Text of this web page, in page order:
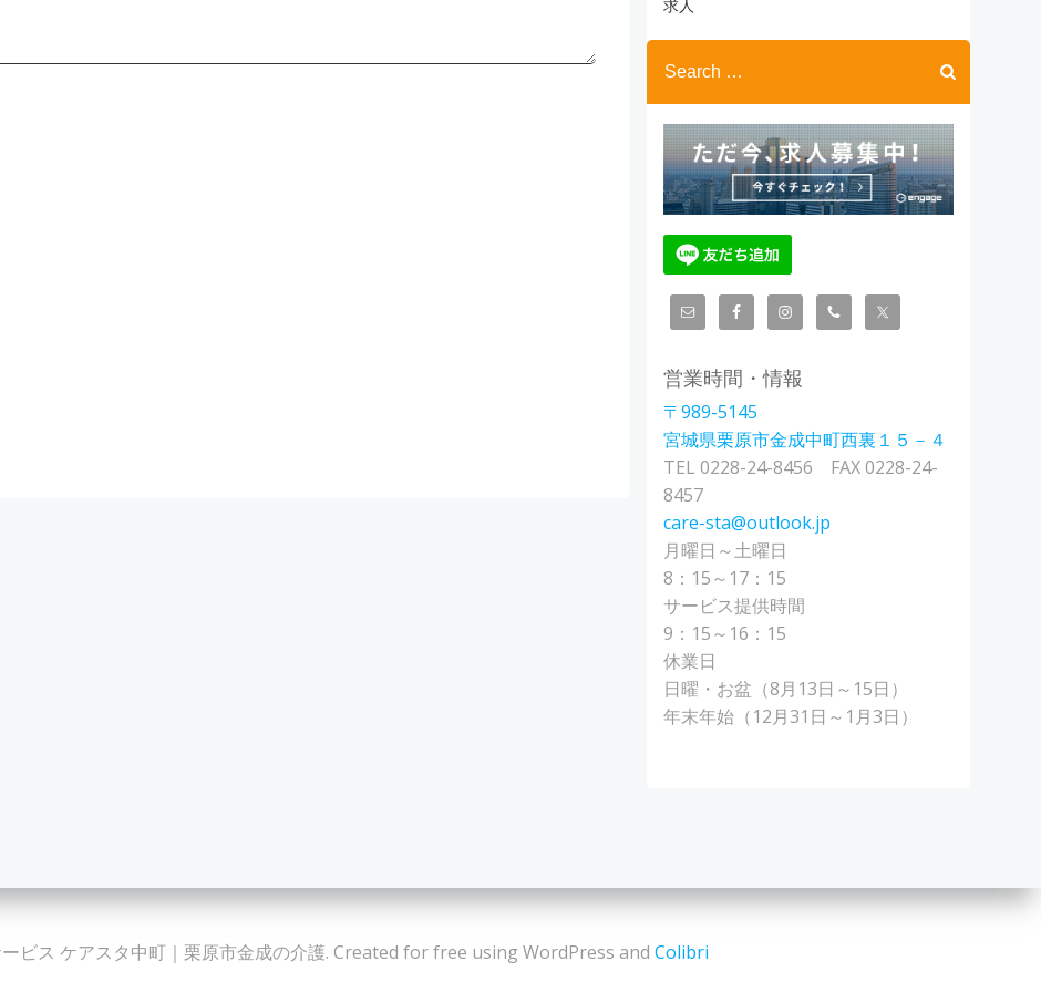
ブ
求人
Search
for:
営業時間・情報
〒989-5145
宮城県栗原市金成中町西裏１５－４
TEL 0228-24-8456 FAX 0228-24-
8457
care-sta@outlook.jp
月曜日～土曜日
8：15～17：15
サービス提供時間
9：15～16：15
休業日
日曜・お盆（8月13日～15日）
年末年始（12月31日～1月3日）
ビス ケアスタ中町｜栗原市金成の介護. Created for free using WordPress and Colibri